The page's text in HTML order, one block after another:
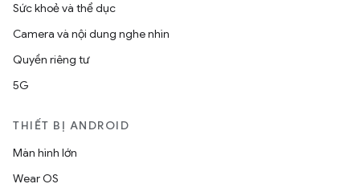
Sức khoẻ và thể dục
Camera và nội dung nghe nhìn
Quyền riêng tư
5G
THIẾT BỊ ANDROID
Màn hình lớn
Wear OS